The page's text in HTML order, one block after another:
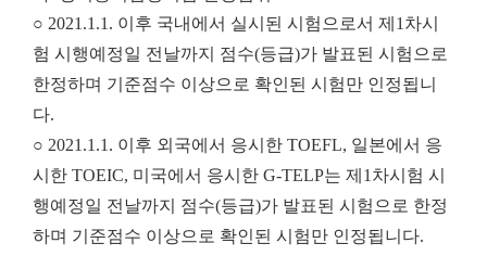
○ 2021.1.1. 이후 국내에서 실시된 시험으로서 제1차시
험 시행예정일 전날까지 점수(등급)가 발표된 시험으로
한정하며 기준점수 이상으로 확인된 시험만 인정됩니
다.
○ 2021.1.1. 이후 외국에서 응시한 TOEFL, 일본에서 응
시한 TOEIC, 미국에서 응시한 G-TELP는 제1차시험 시
행예정일 전날까지 점수(등급)가 발표된 시험으로 한정
하며 기준점수 이상으로 확인된 시험만 인정됩니다.